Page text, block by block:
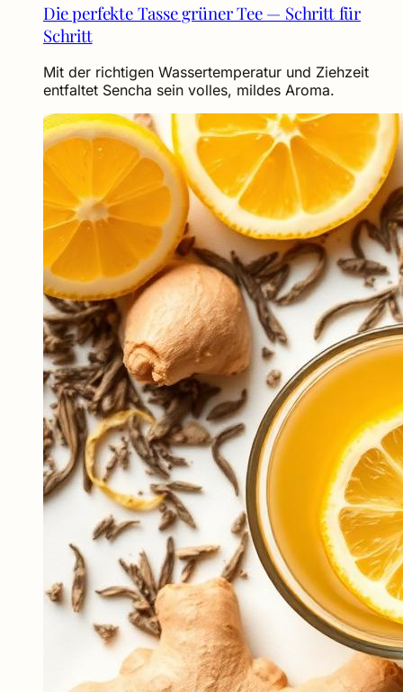
Die perfekte Tasse grüner Tee — Schritt für
Schritt
Mit der richtigen Wassertemperatur und Ziehzeit
entfaltet Sencha sein volles, mildes Aroma.